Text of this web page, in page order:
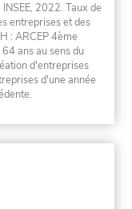
2022. Taux de
entreprises et des
: ARCEP 4ème
ans au sens du
d'entreprises
d'une année